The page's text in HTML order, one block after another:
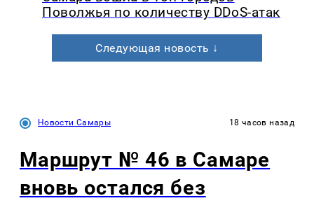
Поволжья по количеству DDoS-атак
Следующая новость ↓
Новости Самары 18 часов назад
Маршрут № 46 в Самаре
вновь остался без